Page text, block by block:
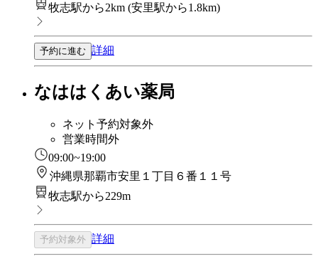
牧志駅から2km (安里駅から1.8km)
予約に進む 詳細
なははくあい薬局
ネット予約対象外
営業時間外
09:00~19:00
沖縄県那覇市安里１丁目６番１１号
牧志駅から229m
予約対象外 詳細